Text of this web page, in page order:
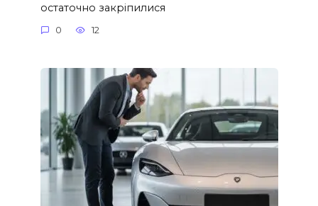
остаточно закріпилися
0 12